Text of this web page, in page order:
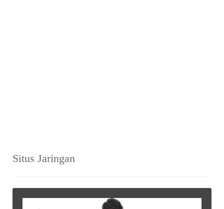
Situs Jaringan